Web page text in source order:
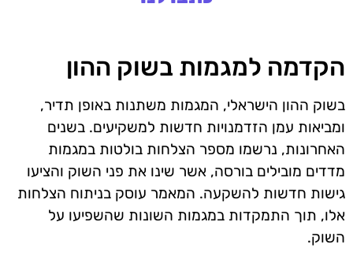
הקדמה למגמות בשוק ההון
בשוק ההון הישראלי, המגמות משתנות באופן תדיר,
ומביאות עמן הזדמנויות חדשות למשקיעים. בשנים
האחרונות, נרשמו מספר הצלחות בולטות במגמות
מדדים מובילים בורסה, אשר שינו את פני השוק והציעו
גישות חדשות להשקעה. המאמר עוסק בניתוח הצלחות
אלו, תוך התמקדות במגמות השונות שהשפיעו על
השוק.